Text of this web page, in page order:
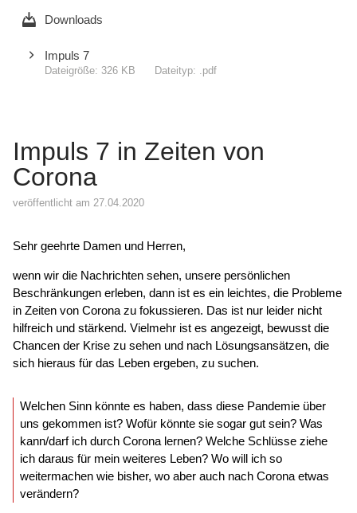
Impuls 7 in Zeiten von
Corona
veröffentlicht am 27.04.2020
Sehr geehrte Damen und Herren,
wenn wir die Nachrichten sehen, unsere persönlichen
Beschränkungen erleben, dann ist es ein leichtes, die Probleme
in Zeiten von Corona zu fokussieren. Das ist nur leider nicht
hilfreich und stärkend. Vielmehr ist es angezeigt, bewusst die
Chancen der Krise zu sehen und nach Lösungsansätzen, die
sich hieraus für das Leben ergeben, zu suchen.
Welchen Sinn könnte es haben, dass diese Pandemie über
uns gekommen ist? Wofür könnte sie sogar gut sein? Was
kann/darf ich durch Corona lernen? Welche Schlüsse ziehe
ich daraus für mein weiteres Leben? Wo will ich so
weitermachen wie bisher, wo aber auch nach Corona etwas
verändern?
Downloads
Impuls 7
326 KB .pdf